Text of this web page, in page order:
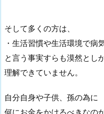
そして多くの方は、
・生活習慣や生活環境で病
と言う事実すらも漠然とし
理解できていません。
自分自身や子供、孫の為に
何にお金をかけるべきなの